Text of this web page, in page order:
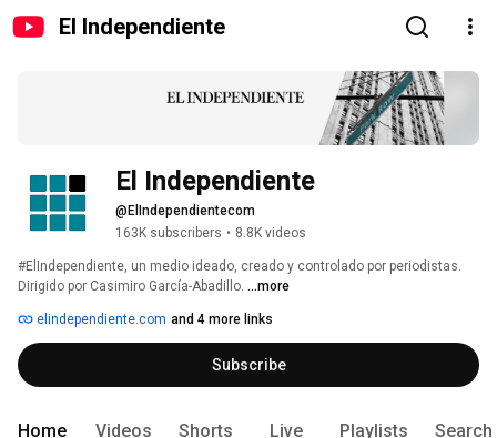
El Independiente
El Independiente
@ElIndependientecom
163K subscribers • 8.8K videos
#ElIndependiente, un medio ideado, creado y controlado por periodistas.
Dirigido por Casimiro García-Abadillo. ...more
elindependiente.com and 4 more links
Subscribe
Home Videos Shorts Live Playlists Search